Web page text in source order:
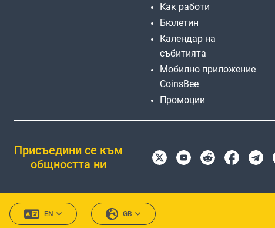
Как работи
Бюлетин
Календар на
събитията
Мобилно приложение
CoinsBee
Промоции
Присъедини се към
общността ни
EN GB